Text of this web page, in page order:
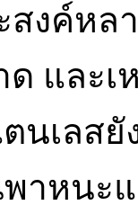
งค์หลา
และ
นเลส
าหนะ